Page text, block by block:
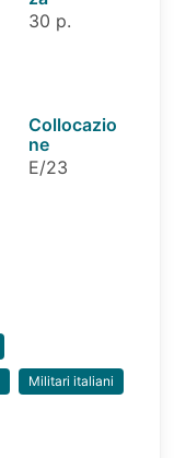
30 p.
Collocazio
ne
E/23
Militari italiani